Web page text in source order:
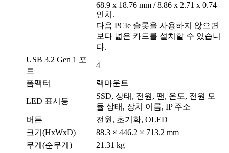
68.9 x 18.76 mm / 8.86 x 2.71 x 0.74
인치.
다음 PCIe 슬롯을 사용하지 않으면
보다 넓은 카드를 설치할 수 있습니
다.
USB 3.2 Gen 1 포
트
4
폼팩터 랙마운트
LED 표시등
SSD, 상태, 전원, 팬, 온도, 전원 모
듈 상태, 장치 이름, IP 주소
버튼
전원, 초기화, OLED
크기(HxWxD)
88.3 × 446.2 × 713.2 mm
무게(순무게)
21.31 kg